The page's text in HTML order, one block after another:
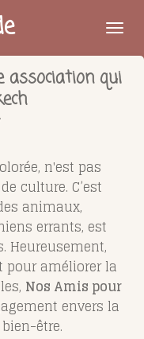
association qui
n'est pas
culture. C’est
animaux,
errants, est
Heureusement,
améliorer la
Nos Amis pour
envers la
être.